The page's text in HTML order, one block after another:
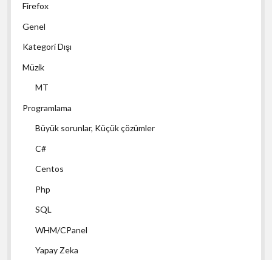
Firefox
Genel
Kategori Dışı
Müzik
MT
Programlama
Büyük sorunlar, Küçük çözümler
C#
Centos
Php
SQL
WHM/CPanel
Yapay Zeka